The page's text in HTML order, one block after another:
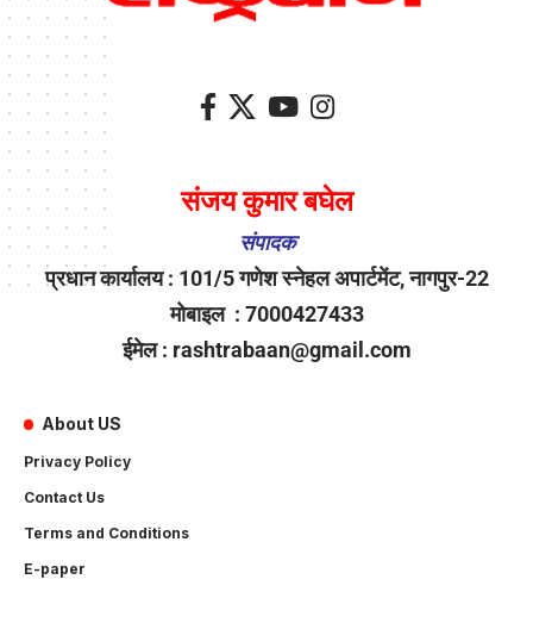
संजय कुमार बघेल
संपादक
प्रधान कार्यालय : 101/5 गणेश स्नेहल अपार्टमेंट, नागपुर-22
मोबाइल : 7000427433
ईमेल : rashtrabaan@gmail.com
About US
Privacy Policy
Contact Us
Terms and Conditions
E-paper